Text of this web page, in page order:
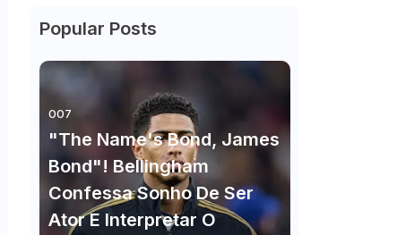
Popular Posts
007
"The Name's Bond, James
Bond"! Bellingham
Confessa Sonho De Ser
Ator E Interpretar O